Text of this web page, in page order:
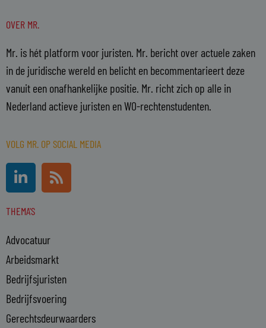
OVER MR.
Mr. is hét platform voor juristen. Mr. bericht over actuele zaken
in de juridische wereld en belicht en becommentarieert deze
vanuit een onafhankelijke positie. Mr. richt zich op alle in
Nederland actieve juristen en WO-rechtenstudenten.
VOLG MR. OP SOCIAL MEDIA
L
i
n
k
d
i
n
-
i
n
R
s
s
THEMA'S
Advocatuur
Arbeidsmarkt
Bedrijfsjuristen
Bedrijfsvoering
Gerechtsdeurwaarders